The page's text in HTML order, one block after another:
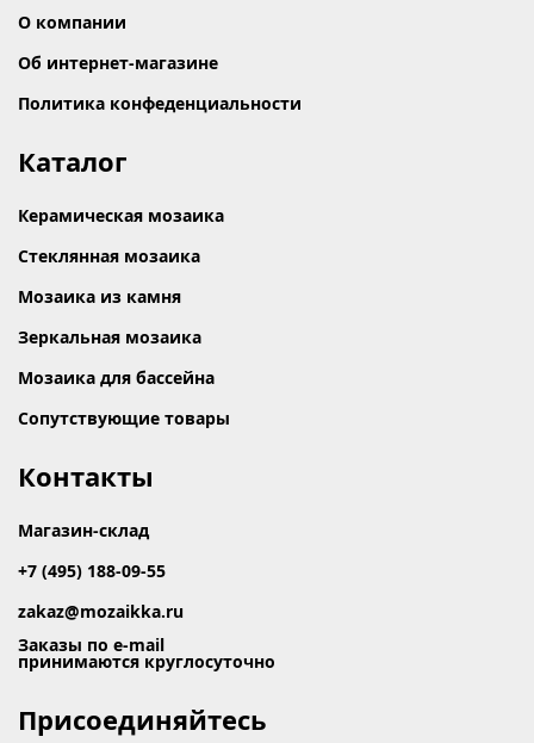
О компании
Об интернет-магазине
Политика конфеденциальности
Каталог
Керамическая мозаика
Стеклянная мозаика
Мозаика из камня
Зеркальная мозаика
Мозаика для бассейна
Сопутствующие товары
Контакты
Магазин-склад
+7 (495) 188-09-55
zakaz@mozaikka.ru
Заказы по e-mail
принимаются круглосуточно
Присоединяйтесь